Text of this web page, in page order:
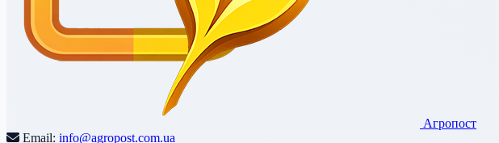
Агропост
Email: info@agropost.com.ua